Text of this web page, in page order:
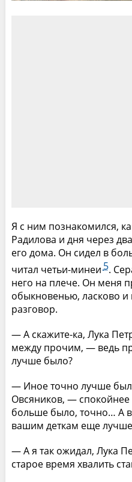
Я с ним познакомился,
Радилова и дня через
его дома. Он сидел в
читал четьи-минеи 5.
него на плече. Он меня
обыкновенью, ласково
разговор.
— А скажите-ка, Лука
между прочим, — ведь
лучше было?
— Иное точно лучше
Овсяников, —
больше было, точно… А
вашим деткам еще лучше
— А я так ожидал, Лука
старое время хвалить